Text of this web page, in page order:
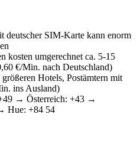
SIM-Karte kann enorm
kosten umgerechnet ca. 5-15
€/Min. nach Deutschland)
Hotels, Postämtern mit
ins Ausland)
→ Österreich: +43 →
Hue: +84 54